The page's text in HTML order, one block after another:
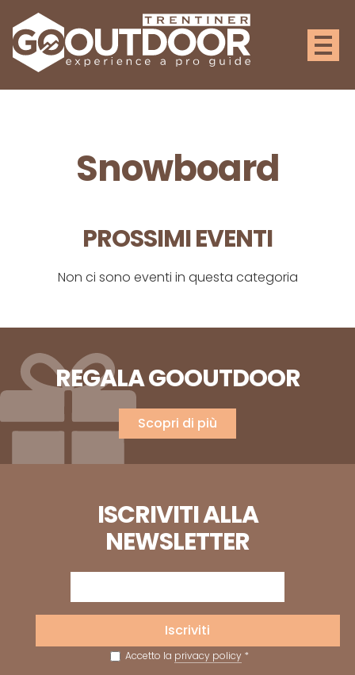
Snowboard
PROSSIMI EVENTI
Non ci sono eventi in questa categoria
REGALA GOOUTDOOR
Scopri di più
ISCRIVITI ALLA
NEWSLETTER
Accetto la privacy policy*
Iscriviti